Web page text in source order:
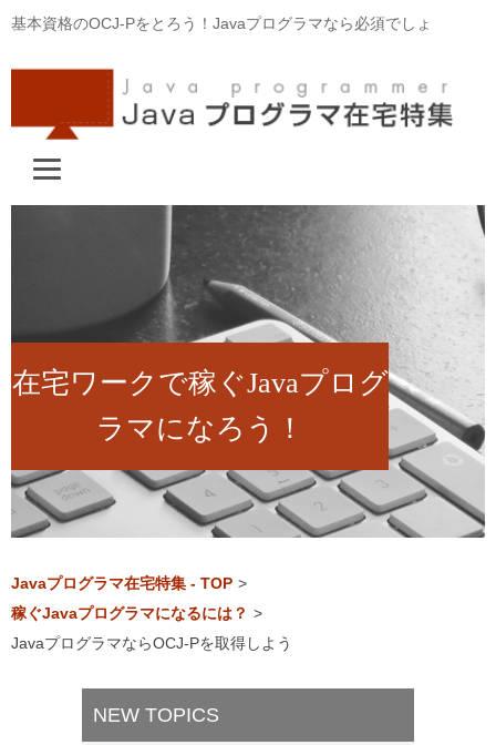
基本資格のOCJ-Pをとろう！Javaプログラマなら必須でしょ
在宅ワークで稼ぐJavaプログ
ラマになろう！
Javaプログラマ在宅特集 - TOP >
稼ぐJavaプログラマになるには？ >
JavaプログラマならOCJ-Pを取得しよう
NEW TOPICS